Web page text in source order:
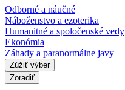
Odborné a náučné
Náboženstvo a ezoterika
Humanitné a spoločenské vedy
Ekonómia
Záhady a paranormálne javy
Zúžiť výber
Zoradiť